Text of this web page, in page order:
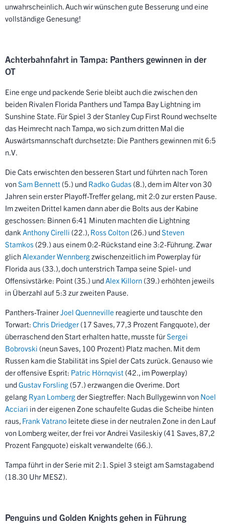
unwahrscheinlich. Auch wir wünschen gute Besserung und eine
vollständige Genesung!
Achterbahnfahrt in Tampa: Panthers gewinnen in der
OT
Eine enge und packende Serie bleibt auch die zwischen den
beiden Rivalen Florida Panthers und Tampa Bay Lightning im
Sunshine State. Für Spiel 3 der Stanley Cup First Round wechselte
das Heimrecht nach Tampa, wo sich zum dritten Mal die
Auswärtsmannschaft durchsetzte: Die Panthers gewinnen mit 6:5
n.V.
Die Cats erwischten den besseren Start und führten nach Toren
vonSam Bennett (5.) und Radko Gudas (8.), dem im Alter von 30
Jahren sein erster Playoff-Treffer gelang, mit 2:0 zur ersten Pause.
Im zweiten Drittel kamen dann aber die Bolts aus der Kabine
geschossen: Binnen 6:41 Minuten machten die Lightning
dank Anthony Cirelli (22.), Ross Colton (26.) undSteven
Stamkos (29.) aus einem 0:2-Rückstand eine 3:2-Führung. Zwar
glichAlexander Wennbergzwischenzeitlich im Powerplay für
Florida aus (33.), doch unterstrich Tampa seine Spiel- und
Offensivstärke: Point (35.) undAlex Killorn (39.) erhöhten jeweils
in Überzahl auf 5:3 zur zweiten Pause.
Panthers-TrainerJoel Quenneville reagierte und tauschte den
Torwart: Chris Driedger (17 Saves, 77,3 Prozent Fangquote), der
überraschend den Start erhalten hatte, musste fürSergei
Bobrovski (neun Saves, 100 Prozent) Platz machen. Mit dem
Russen kam die Stabilität ins Spiel der Cats zurück. Genauso wie
der offensive Esprit: Patric Hörnqvist (42., im Powerplay)
undGustav Forsling (57.) erzwangen die Overime. Dort
gelang Ryan Lombergder Siegtreffer: Nach Bullygewinn von Noel
Acciari in der eigenen Zone schaufelte Gudas die Scheibe hinten
raus, Frank Vatrano leitete diese in der neutralen Zone in den Lauf
von Lomberg weiter, der frei vor Andrei Vasileskiy (41 Saves, 87,2
Prozent Fangquote) eiskalt verwandelte (66.).
Tampa führt in der Serie mit 2:1. Spiel 3 steigt am Samstagabend
(18.30 Uhr MESZ).
Penguins und Golden Knights gehen in Führung